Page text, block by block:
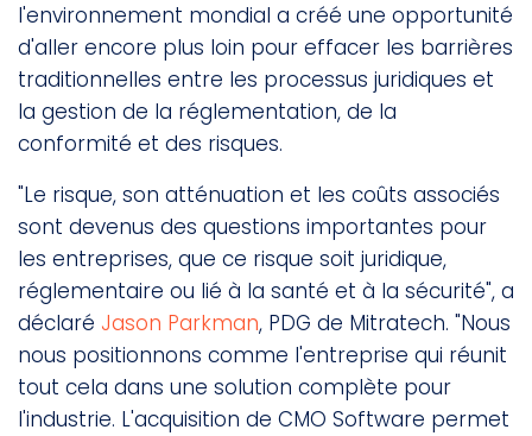
l'environnement mondial a créé une opportunité
d'aller encore plus loin pour effacer les barrières
traditionnelles entre les processus juridiques et
la gestion de la réglementation, de la
conformité et des risques.
"Le risque, son atténuation et les coûts associés
sont devenus des questions importantes pour
les entreprises, que ce risque soit juridique,
réglementaire ou lié à la santé et à la sécurité", a
déclaré Jason Parkman, PDG de Mitratech. "Nous
nous positionnons comme l'entreprise qui réunit
tout cela dans une solution complète pour
l'industrie. L'acquisition de CMO Software permet